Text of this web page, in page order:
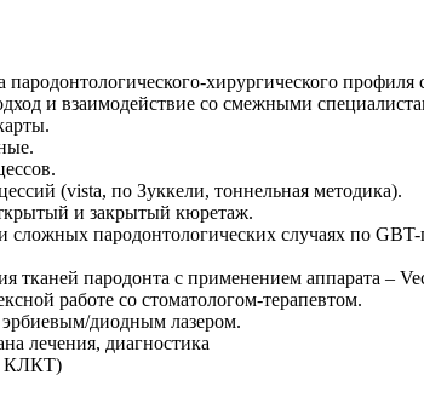
хирургического
и взаимодействие со смежными
(vista, по Зуккели, тоннельная методика).
и закрытый кюретаж.
сложных пародонтологических случаях по
тканей пародонта с применением аппарата –
работе со стоматологом-терапевтом.
эрбиевым/диодным лазером.
лечения, диагностика
КЛКТ)